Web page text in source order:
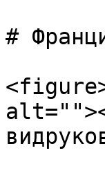
#